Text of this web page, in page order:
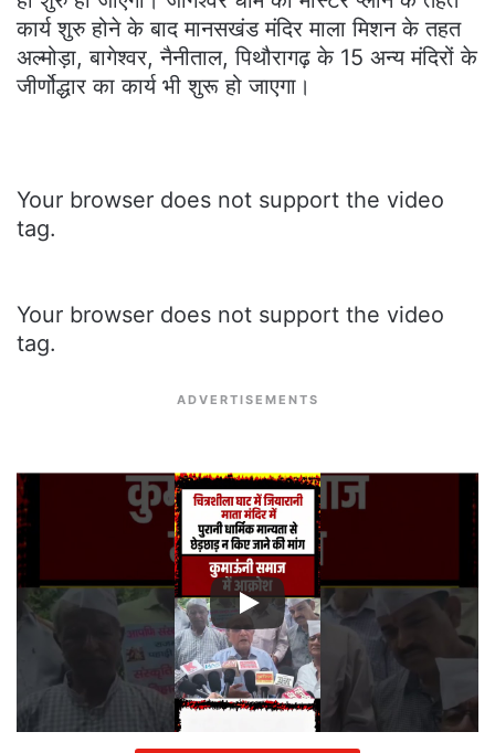
कार्य शुरु होने के बाद मानसखंड मंदिर माला मिशन के तहत
अल्मोड़ा, बागेश्वर, नैनीताल, पिथौरागढ़ के 15 अन्य मंदिरों के
जीर्णोद्धार का कार्य भी शुरू हो जाएगा।
Your browser does not support the video
tag.
Your browser does not support the video
tag.
ADVERTISEMENTS